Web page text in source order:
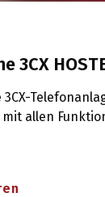
3CX
3CX-
allen